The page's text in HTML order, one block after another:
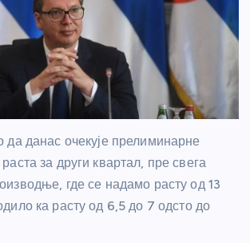
да данас очекује прелиминарне
за други квартал, пре свега
где се надамо расту од 13
ка расту од 6,5 до 7 одсто до